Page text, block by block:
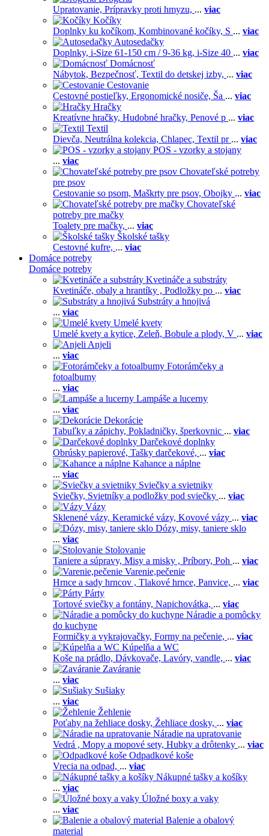
Upratovanie, Prípravky proti hmyzu, ... viac
Kočíky
Doplnky ku kočíkom, Kombinované kočíky, S ... viac
Autosedačky
Doplnky, i-Size 61-150 cm / 9-36 kg, i-Size 40 ... viac
Domácnosť
Nábytok, Bezpečnosť, Textil do detskej izby, ... viac
Cestovanie
Cestovné postieľky, Ergonomické nosiče, Ša ... viac
Hračky
Kreatívne hračky, Hudobné hračky, Penové p ... viac
Textil
Dievča, Neutrálna kolekcia, Chlapec, Textil pr ... viac
POS - vzorky a stojany
... viac
Chovateľské potreby
pre psov
Cestovanie so psom, Maškrty pre psov, Obojky ... viac
Chovateľské
potreby pre mačky
Toalety pre mačky, ... viac
Školské tašky
Cestovné kufre, ... viac
Domáce potreby
Domáce potreby
Kvetináče a substráty
Kvetináče, obaly a hrantíky , Podložky po ... viac
Substráty a hnojivá
... viac
Umelé kvety
Umelé kvety a kytice, Zeleň, Bobule a plody, V ... viac
Anjeli
... viac
Fotorámčeky a
fotoalbumy
... viac
Lampáše a lucerny
... viac
Dekorácie
Tabuľky a zápichy, Pokladničky, šperkovnic ... viac
Darčekové doplnky
Obrúsky papierové, Tašky darčekové, ... viac
Kahance a náplne
... viac
Sviečky a svietniky
Sviečky, Svietníky a podložky pod sviečky ... viac
Vázy
Sklenené vázy, Keramické vázy, Kovové vázy ... viac
Dózy, misy, taniere sklo
... viac
Stolovanie
Taniere a súpravy, Misy a misky , Príbory, Poh ... viac
Varenie,pečenie
Hrnce a sady hrncov , Tlakové hrnce, Panvice, ... viac
Párty
Tortové sviečky a fontány, Napichovátka, ... viac
Náradie a pomôcky
do kuchyne
Formičky a vykrajovačky, Formy na pečenie, ... viac
Kúpelňa a WC
Koše na prádlo, Dávkovače, Lavóry, vandle, ... viac
Zaváranie
... viac
Sušiaky
... viac
Žehlenie
Poťahy na žehliace dosky, Žehliace dosky, ... viac
Náradie na upratovanie
Vedrá , Mopy a mopové sety, Hubky a drôtenky ... viac
Odpadkové koše
Vrecia na odpad, ... viac
Nákupné tašky a košíky
... viac
Úložné boxy a vaky
... viac
Balenie a obalový
material